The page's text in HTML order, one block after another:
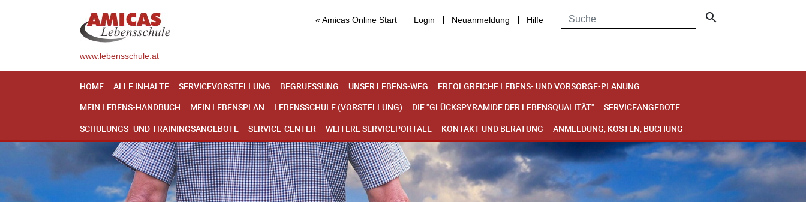
« Amicas Online Start Login Neuanmeldung Hilfe search
www.lebensschule.at
HOME ALLE INHALTE SERVICEVORSTELLUNG BEGRUESSUNG UNSER LEBENS-WEG
ERFOLGREICHE LEBENS- UND VORSORGE-PLANUNG
MEIN LEBENS-HANDBUCH
MEIN LEBENSPLAN LEBENSSCHULE (VORSTELLUNG) DIE "GLÜCKSPYRAMIDE DER LEBENSQUALITÄT"
SERVICEANGEBOTE
SCHULUNGS- UND TRAININGSANGEBOTE
SERVICE-CENTER WEITERE SERVICEPORTALE KONTAKT UND BERATUNG ANMELDUNG, KOSTEN, BUCHUNG